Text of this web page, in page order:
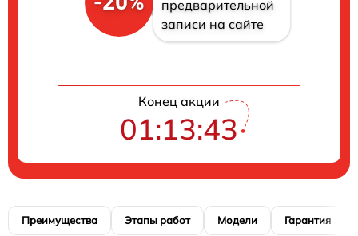
предварительной
записи на сайте
Конец акции
01:13:42
Преимущества Этапы работ Модели Гарантия